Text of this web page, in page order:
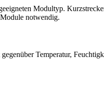
Modultyp.
notwendig.
Temperatur,